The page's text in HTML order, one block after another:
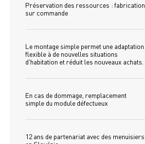
Préservation des ressources : fabrication
sur commande
Le montage simple permet une adaptation
flexible à de nouvelles situations
d'habitation et réduit les nouveaux achats.
En cas de dommage, remplacement
simple du module défectueux
12 ans de partenariat avec des menuisiers